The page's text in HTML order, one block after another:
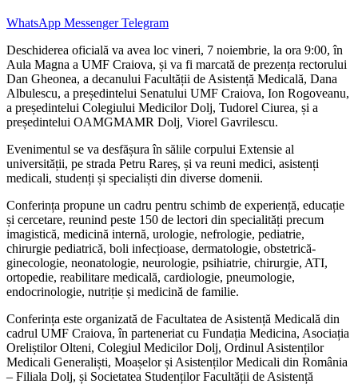
WhatsApp MessengerTelegram
Deschiderea oficială va avea loc vineri, 7 noiembrie, la ora 9:00, în
Aula Magna a UMF Craiova, și va fi marcată de prezența rectorului
Dan Gheonea, a decanului Facultății de Asistență Medicală, Dana
Albulescu, a președintelui Senatului UMF Craiova, Ion Rogoveanu,
a președintelui Colegiului Medicilor Dolj, Tudorel Ciurea, și a
președintelui OAMGMAMR Dolj, Viorel Gavrilescu.
Evenimentul se va desfășura în sălile corpului Extensie al
universității, pe strada Petru Rareș, și va reuni medici, asistenți
medicali, studenți și specialiști din diverse domenii.
Conferința propune un cadru pentru schimb de experiență, educație
și cercetare, reunind peste 150 de lectori din specialități precum
imagistică, medicină internă, urologie, nefrologie, pediatrie,
chirurgie pediatrică, boli infecțioase, dermatologie, obstetrică-
ginecologie, neonatologie, neurologie, psihiatrie, chirurgie, ATI,
ortopedie, reabilitare medicală, cardiologie, pneumologie,
endocrinologie, nutriție și medicină de familie.
Conferința este organizată de Facultatea de Asistență Medicală din
cadrul UMF Craiova, în parteneriat cu Fundația Medicina, Asociația
Oreliștilor Olteni, Colegiul Medicilor Dolj, Ordinul Asistenților
Medicali Generaliști, Moașelor și Asistenților Medicali din România
– Filiala Dolj, și Societatea Studenților Facultății de Asistență